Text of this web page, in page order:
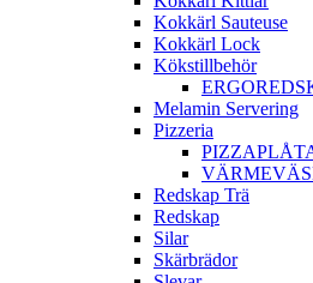
Kokkärl Sauteuse
Kokkärl Lock
Kökstillbehör
Melamin Servering
Pizzeria
Redskap Trä
Redskap
Silar
Skärbrädor